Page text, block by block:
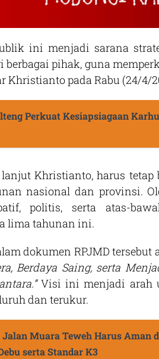
ini menjadi sarana
pihak, guna
Khristianto pada Rabu (24/4/
Perkuat Kesiapsiagaan
lanjut Khristianto, harus
nasional dan provinsi.
politis, serta atas-
lima tahunan ini.
dokumen RPJMD tersebut
Berdaya Saing, serta
Visi ini menjadi arah
dan terukur.
Jalan Muara Teweh Harus Aman
serta Standar K3